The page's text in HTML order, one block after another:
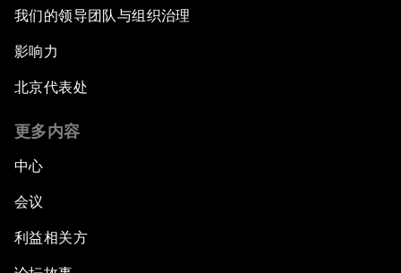
我们的领导团队与组织治理
影响力
北京代表处
更多内容
中心
会议
利益相关方